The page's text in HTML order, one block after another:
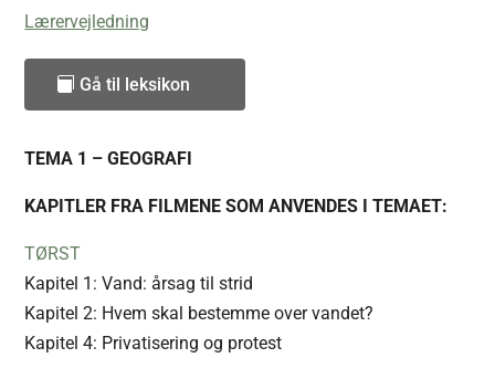
Lærervejledning
Gå til leksikon
TEMA 1 – GEOGRAFI
KAPITLER FRA FILMENE SOM ANVENDES I TEMAET:
TØRST
Kapitel 1:Vand: årsag til strid
Kapitel 2: Hvem skal bestemme over vandet?
Kapitel 4: Privatisering og protest